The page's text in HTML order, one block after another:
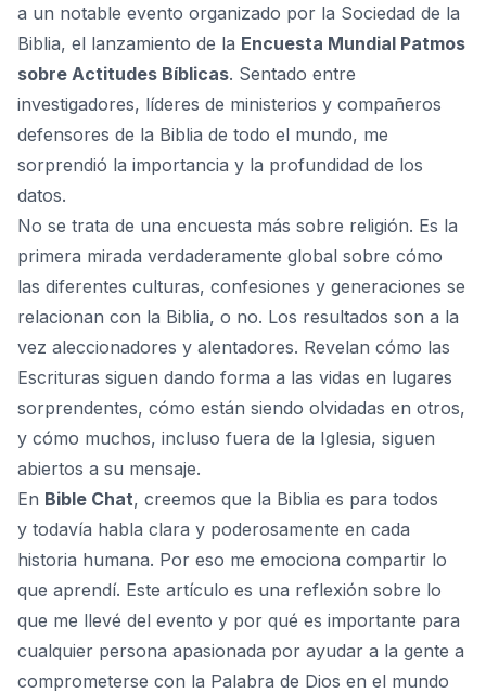
a un notable evento organizado por la Sociedad de la
Biblia, el lanzamiento de la Encuesta Mundial Patmos
sobre Actitudes Bíblicas. Sentado entre
investigadores, líderes de ministerios y compañeros
defensores de la Biblia de todo el mundo, me
sorprendió la importancia y la profundidad de los
datos.
No se trata de una encuesta más sobre religión. Es la
primera mirada verdaderamente global sobre cómo
las diferentes culturas, confesiones y generaciones se
relacionan con la Biblia, o no. Los resultados son a la
vez aleccionadores y alentadores. Revelan cómo las
Escrituras siguen dando forma a las vidas en lugares
sorprendentes, cómo están siendo olvidadas en otros,
y cómo muchos, incluso fuera de la Iglesia, siguen
abiertos a su mensaje.
En Bible Chat, creemos que la Biblia es para todos
y todavía habla clara y poderosamente en cada
historia humana. Por eso me emociona compartir lo
que aprendí. Este artículo es una reflexión sobre lo
que me llevé del evento y por qué es importante para
cualquier persona apasionada por ayudar a la gente a
comprometerse con la Palabra de Dios en el mundo